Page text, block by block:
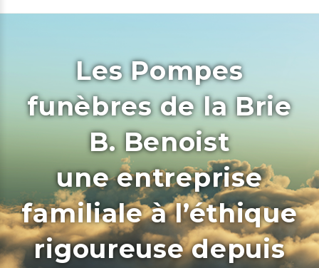
Les Pompes
funèbres de la Brie
B. Benoist
une entreprise
familiale à l’éthique
rigoureuse depuis